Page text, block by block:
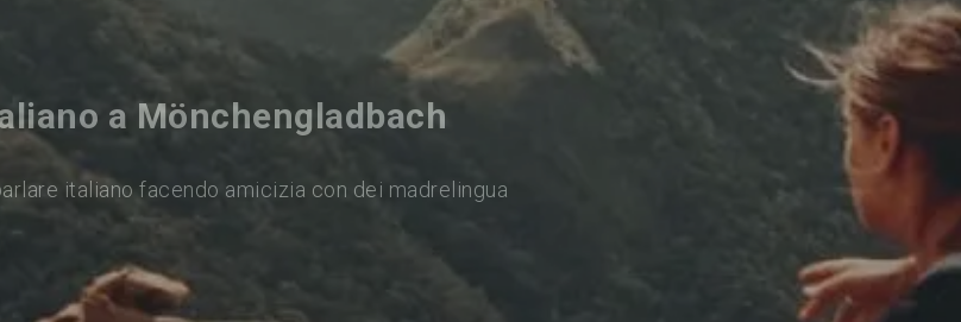
a Mönchengladbach
italiano facendo amicizia con dei madrelingua